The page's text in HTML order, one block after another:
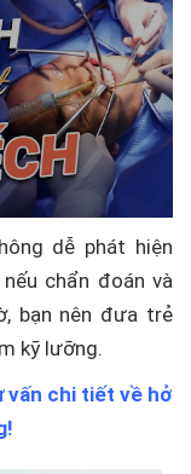
dễ phát hiện
chẩn đoán và
bạn nên đưa trẻ
kỹ lưỡng.
vấn chi tiết về hở